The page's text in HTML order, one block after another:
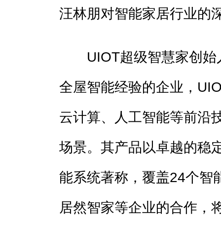
汪林朋对智能家居行业的
UIOT超级智慧家创始
全屋智能经验的企业，
云计算、人工智能等前沿
场景。其产品以卓越的稳
能系统著称，覆盖24个智
居然智家等企业的合作，